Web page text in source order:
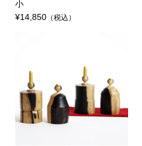
小
¥14,850（税込）